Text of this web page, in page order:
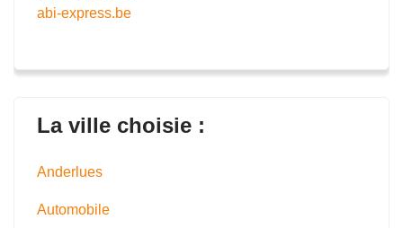
abi-express.be
La ville choisie :
Anderlues
Automobile